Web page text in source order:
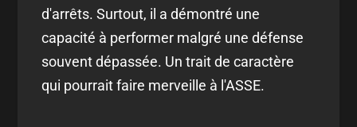
d'arrêts. Surtout, il a démontré une
capacité à performer malgré une défense
souvent dépassée. Un trait de caractère
qui pourrait faire merveille à l'ASSE.